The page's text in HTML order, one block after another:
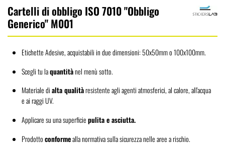
Cartelli di obbligo ISO 7010 "Obbligo
Generico" M001
Etichette Adesive, acquistabili in due dimensioni: 50x50mm o 100x100mm.
Scegli tu laquantitànel menù sotto.
Materiale dialta qualitàresistente agli agenti atmosferici, al calore, all'acqua
e ai raggi UV.
Applicare su una superficiepulita e asciutta.
Prodottoconformealla normativa sulla sicurezza nelle aree a rischio.